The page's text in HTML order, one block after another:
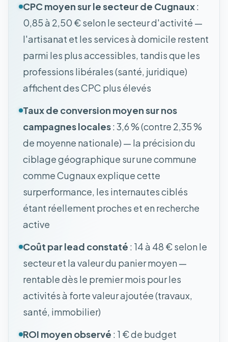
CPC moyen sur le secteur de Cugnaux:
0,85 à 2,50 € selon le secteur d'activité —
l'artisanat et les services à domicile restent
parmi les plus accessibles, tandis que les
professions libérales (santé, juridique)
affichent des CPC plus élevés
Taux de conversion moyen sur nos
campagnes locales: 3,6 % (contre 2,35 %
de moyenne nationale) — la précision du
ciblage géographique sur une commune
comme Cugnaux explique cette
surperformance, les internautes ciblés
étant réellement proches et en recherche
active
Coût par lead constaté : 14 à 48 € selon le
secteur et la valeur du panier moyen —
rentable dès le premier mois pour les
activités à forte valeur ajoutée (travaux,
santé, immobilier)
ROI moyen observé : 1 € de budget